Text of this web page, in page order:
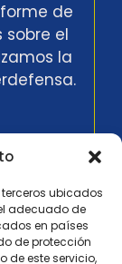
terceros ubicados
adecuado de
en países
de protección
de este servicio,
de
sobre el
la